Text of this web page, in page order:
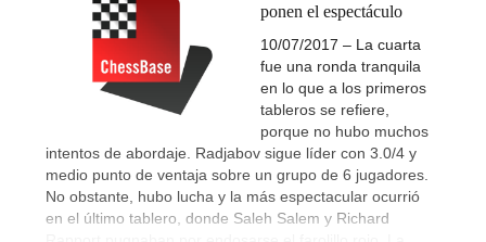
ponen el espectáculo
10/07/2017 – La cuarta
fue una ronda tranquila
en lo que a los primeros
tableros se refiere,
porque no hubo muchos
intentos de abordaje. Radjabov sigue líder con 3.0/4 y
medio punto de ventaja sobre un grupo de 6 jugadores.
No obstante, hubo lucha y la más espectacular ocurrió
en el último tablero, donde Saleh Salem y Richard